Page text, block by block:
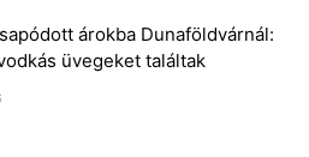
árokba Dunaföldvárnál:
üvegeket találtak